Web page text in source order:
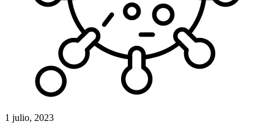
1 julio, 2023